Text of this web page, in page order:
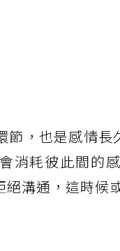
節，也是感情
消耗彼此間的
溝通，這時候